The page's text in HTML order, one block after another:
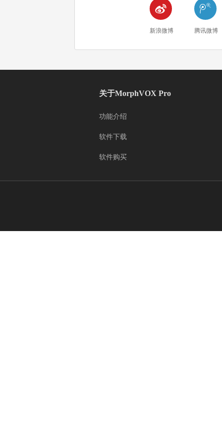

新浪微博

腾讯微博
关于MorphVOX Pro
功能介绍
软件下载
软件购买